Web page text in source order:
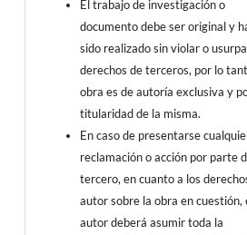
El trabajo de investigación o
documento debe ser original y
sido realizado sin violar o
derechos de terceros, por lo
obra es de autoría exclusiva y
titularidad de la misma.
En caso de presentarse
reclamación o acción por parte
tercero, en cuanto a los
autor sobre la obra en cuestión,
autor deberá asumir toda la